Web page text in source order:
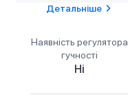
Детальніше
Наявність регулятора
гучності
Ні